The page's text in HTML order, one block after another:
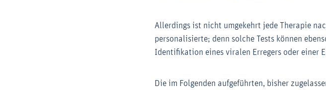
Allerdings ist nicht umgekehrt jede Therapie
personalisierte; denn solche Tests können
Identifikation eines viralen Erregers oder einer
Die im Folgenden aufgeführten, bisher